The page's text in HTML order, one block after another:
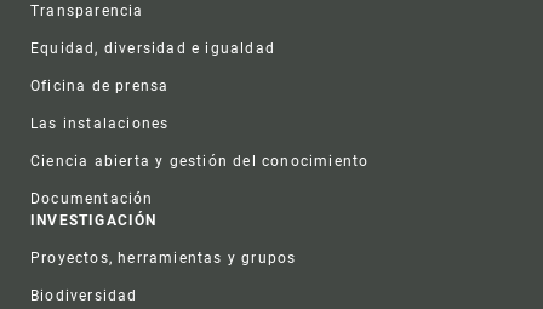
Transparencia
Equidad, diversidad e igualdad
Oficina de prensa
Las instalaciones
Ciencia abierta y gestión del conocimiento
Documentación
INVESTIGACIÓN
Proyectos, herramientas y grupos
Biodiversidad